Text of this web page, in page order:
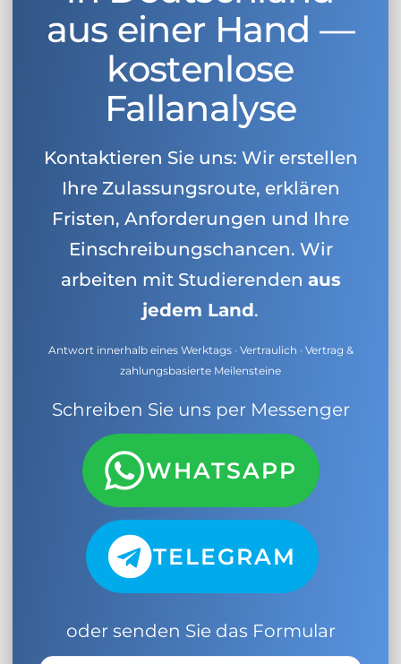
aus einer Hand —
kostenlose
Fallanalyse
Kontaktieren Sie uns: Wir erstellen
Ihre Zulassungsroute, erklären
Fristen, Anforderungen und Ihre
Einschreibungschancen. Wir
arbeiten mit Studierenden aus
jedem Land.
Antwort innerhalb eines Werktags · Vertraulich · Vertrag &
zahlungsbasierte Meilensteine
Schreiben Sie uns per Messenger
WHATSAPP
TELEGRAM
oder senden Sie das Formular